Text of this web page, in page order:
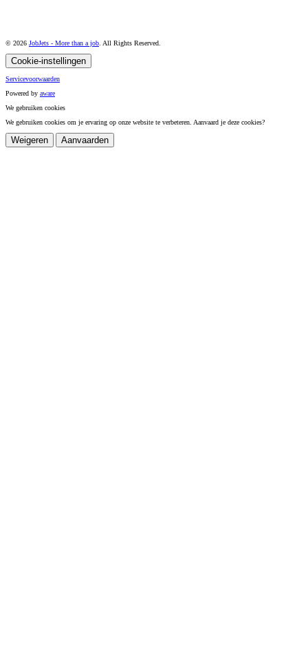
© 2026 JobJets - More than a job . All Rights Reserved.
Cookie-instellingen
Servicevoorwaarden
Powered by aware
We gebruiken cookies
We gebruiken cookies om je ervaring op onze website te verbeteren. Aanvaard je deze cookies?
Weigeren Aanvaarden